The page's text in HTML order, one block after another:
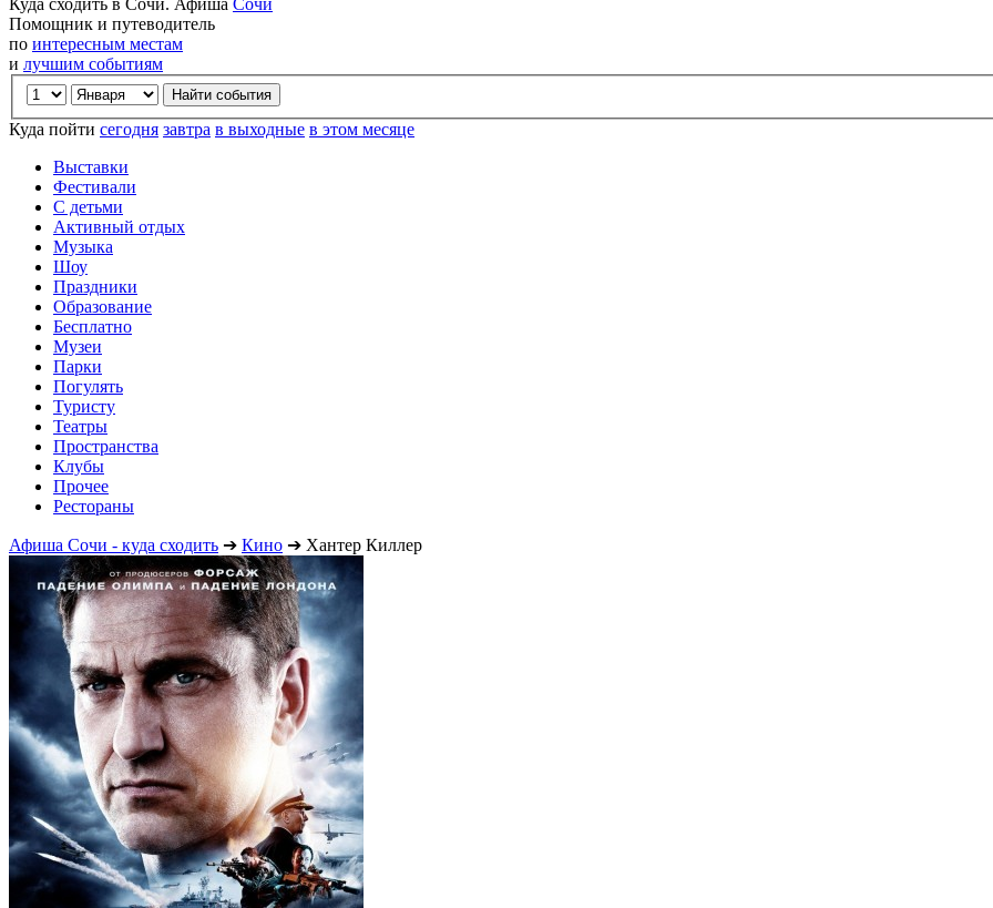
Куда сходить в Сочи. Афиша Сочи
Помощник и путеводитель
по интересным местам
и лучшим событиям
Куда пойти сегодня завтра в выходные в этом месяце
Выставки
Фестивали
С детьми
Активный отдых
Музыка
Шоу
Праздники
Образование
Бесплатно
Музеи
Парки
Погулять
Туристу
Театры
Пространства
Клубы
Прочее
Рестораны
Афиша Сочи - куда сходить ➔ Кино ➔ Хантер Киллер